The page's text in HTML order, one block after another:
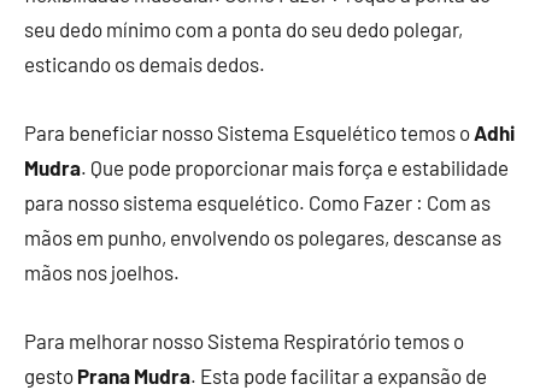
seu dedo mínimo com a ponta do seu dedo polegar,
esticando os demais dedos.
Para beneficiar nosso Sistema Esquelético temos oAdhi
Mudra. Que pode proporcionar mais força e estabilidade
para nosso sistema esquelético. Como Fazer : Com as
mãos em punho, envolvendo os polegares, descanse as
mãos nos joelhos.
Para melhorar nosso Sistema Respiratório temos o
gesto Prana Mudra. Esta pode facilitar a expansão de